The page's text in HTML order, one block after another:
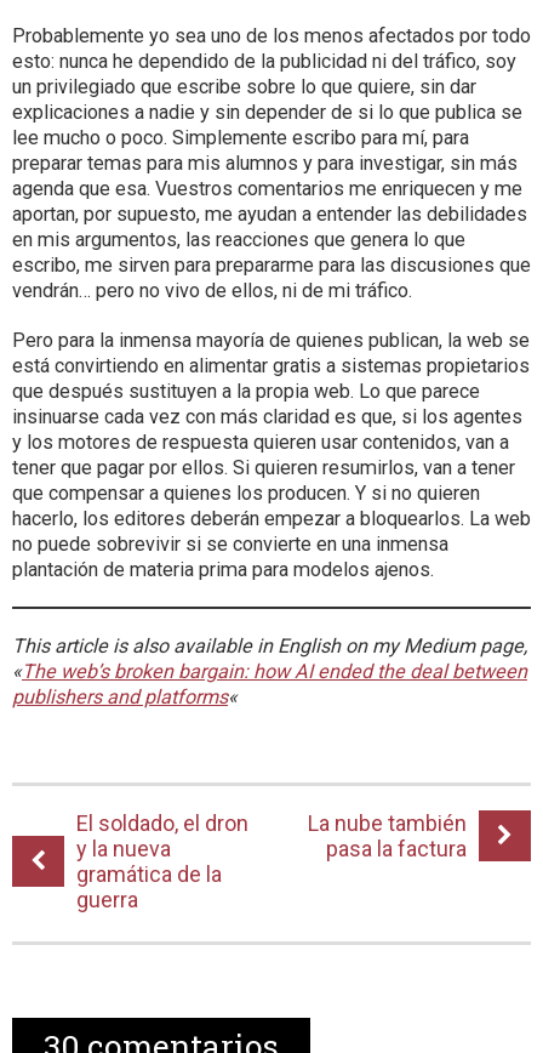
Probablemente yo sea uno de los menos afectados por todo
esto: nunca he dependido de la publicidad ni del tráfico, soy
un privilegiado que escribe sobre lo que quiere, sin dar
explicaciones a nadie y sin depender de si lo que publica se
lee mucho o poco. Simplemente escribo para mí, para
preparar temas para mis alumnos y para investigar, sin más
agenda que esa. Vuestros comentarios me enriquecen y me
aportan, por supuesto, me ayudan a entender las debilidades
en mis argumentos, las reacciones que genera lo que
escribo, me sirven para prepararme para las discusiones que
vendrán… pero no vivo de ellos, ni de mi tráfico.
Pero para la inmensa mayoría de quienes publican, la web se
está convirtiendo en alimentar gratis a sistemas propietarios
que después sustituyen a la propia web. Lo que parece
insinuarse cada vez con más claridad es que, si los agentes
y los motores de respuesta quieren usar contenidos, van a
tener que pagar por ellos. Si quieren resumirlos, van a tener
que compensar a quienes los producen. Y si no quieren
hacerlo, los editores deberán empezar a bloquearlos. La web
no puede sobrevivir si se convierte en una inmensa
plantación de materia prima para modelos ajenos.
This article is also available in English on my Medium page,
«The web’s broken bargain: how AI ended the deal between
publishers and platforms«
El soldado, el dron
y la nueva
gramática de la
guerra
La nube también
pasa la factura